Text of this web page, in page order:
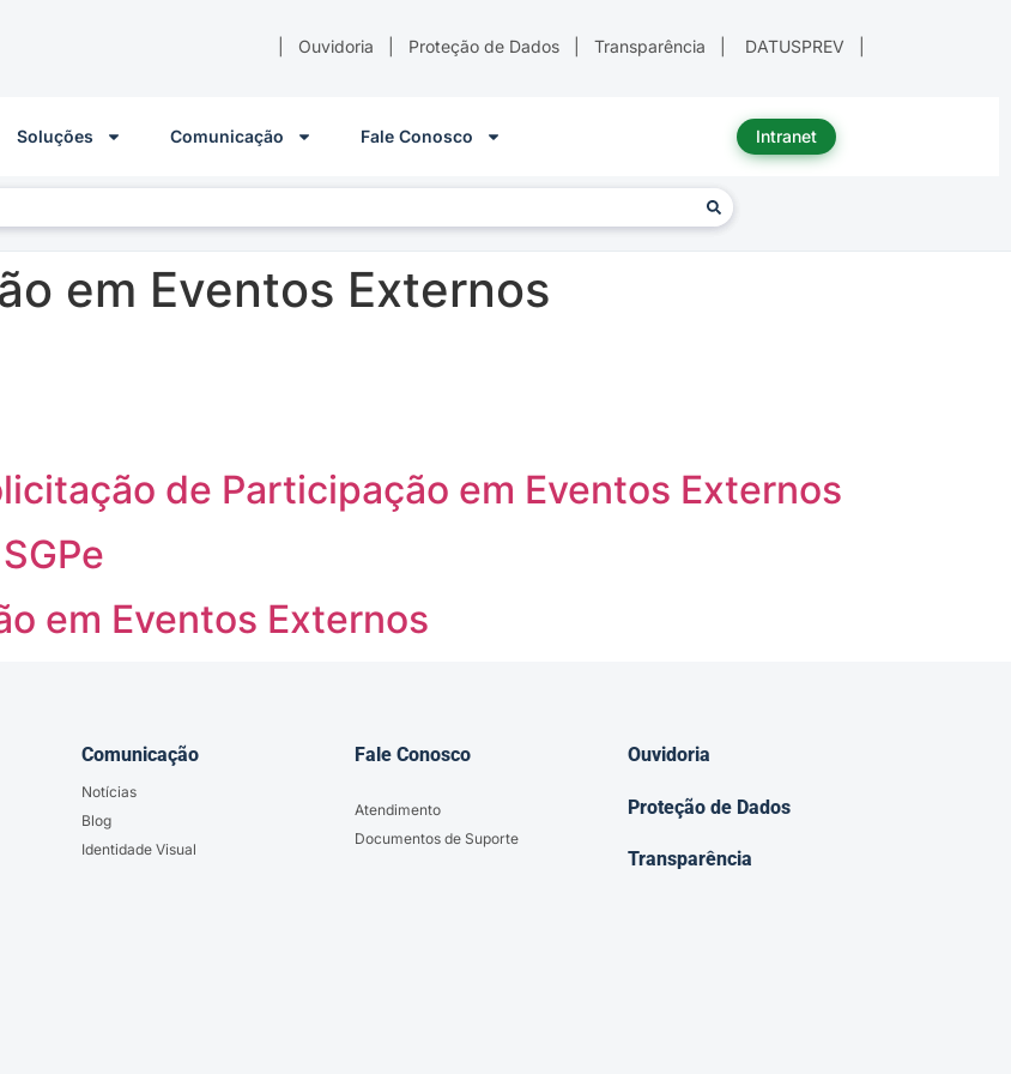
Ouvidoria Proteção de Dados Transparência DATUSPREV
Soluções Comunicação Fale Conosco Intranet
em Eventos Externos
de Participação em Eventos Externos
em Eventos Externos
Comunicação
Notícias
Blog
Identidade Visual
Fale Conosco
Atendimento
Documentos de Suporte
Ouvidoria
Proteção de Dados
Transparência